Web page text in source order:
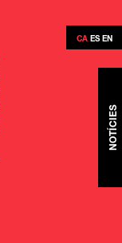
CA ES EN
NOTÍCIES